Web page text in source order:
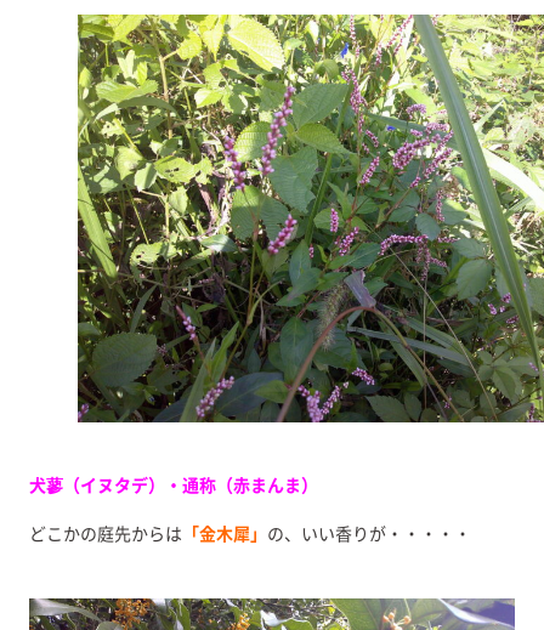
犬蓼（イヌタデ）・通称（赤まんま）
どこかの庭先からは 「金木犀」 の、いい香りが・・・・・